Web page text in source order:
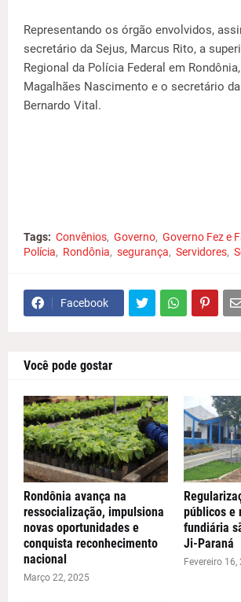
Representando os órgão envolvidos,
secretário da Sejus, Marcus Rito, a
Regional da Polícia Federal em
Magalhães Nascimento e o secretário
Bernardo Vital.
Tags: Convênios Governo Governo Fez e
Polícia
Rondônia segurança Servidores
Facebook
Você pode gostar
Rondônia avança na
ressocialização, impulsiona
novas oportunidades e
conquista reconhecimento
nacional
Março 22, 2025
públicos e
fundiária
Ji-Paraná
Fevereiro 16,